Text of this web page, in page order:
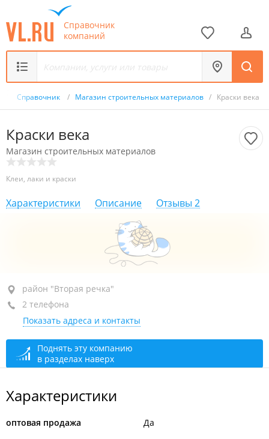
Справочник
компаний
Справочник / Магазин строительных материалов / Краски века
Краски века
Магазин строительных материалов
Клеи, лаки и краски
Характеристики Описание Отзывы 2
район "Вторая речка", ул. Бородинская, 46/50
ТД "Строитель", пав. 6
+7 (423) 234-57-44
+7 914 697-19-23
открыто: 10:00–17:00
район "Вторая речка"
2 телефона
Показать адреса и контакты
Поднять эту компанию
в разделах наверх
Характеристики
оптовая продажа Да